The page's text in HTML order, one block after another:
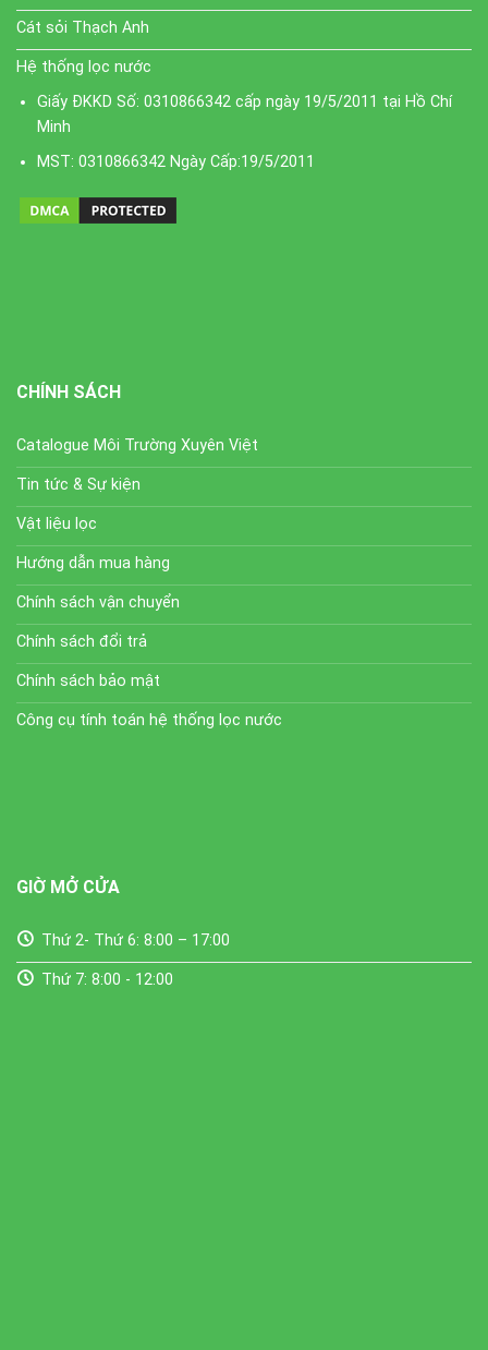
Cát sỏi Thạch Anh
Hệ thống lọc nước
Giấy ĐKKD Số: 0310866342 cấp ngày 19/5/2011 tại Hồ Chí
Minh
MST: 0310866342 Ngày Cấp:19/5/2011
CHÍNH SÁCH
Catalogue Môi Trường Xuyên Việt
Tin tức & Sự kiện
Vật liệu lọc
Hướng dẫn mua hàng
Chính sách vận chuyển
Chính sách đổi trả
Chính sách bảo mật
Công cụ tính toán hệ thống lọc nước
GIỜ MỞ CỬA
Thứ 2- Thứ 6: 8:00 – 17:00
Thứ 7: 8:00 - 12:00